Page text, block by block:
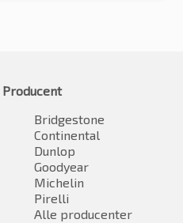
Producent
Bridgestone
Continental
Dunlop
Goodyear
Michelin
Pirelli
Alle producenter